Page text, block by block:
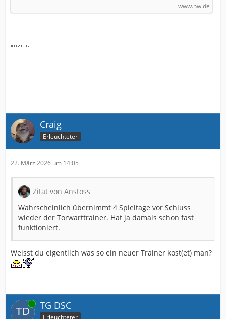
www.nw.de
Craig
Erleuchteter
22. März 2026 um 14:05
Zitat von Anstoss
Wahrscheinlich übernimmt 4 Spieltage vor Schluss
wieder der Torwarttrainer. Hat ja damals schon fast
funktioniert.
Weisst du eigentlich was so ein neuer Trainer kost(et) man?
Online TG DSC
Erleuchteter